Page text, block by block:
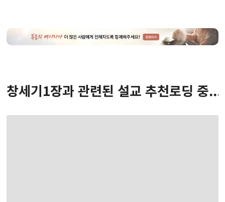
창세기1장과 관련된 설교 추천로딩 중...